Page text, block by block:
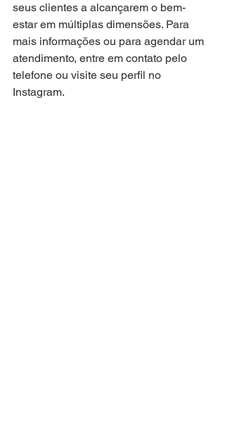
seus clientes a alcançarem o bem-
estar em múltiplas dimensões. Para
mais informações ou para agendar um
atendimento, entre em contato pelo
telefone ou visite seu perfil no
Instagram.